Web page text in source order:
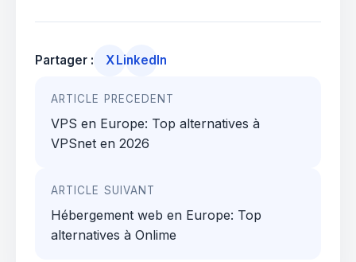
Partager : X LinkedIn
Navigation
de
l’article
ARTICLE PRECEDENT
VPS en Europe: Top alternatives à
VPSnet en 2026
ARTICLE SUIVANT
Hébergement web en Europe: Top
alternatives à Onlime